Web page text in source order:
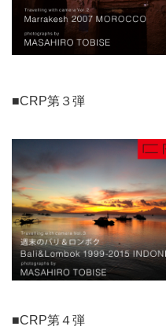
■CRP第３弾
■CRP第４弾